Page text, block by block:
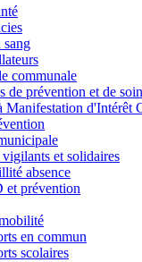
communale
de prévention et de
Manifestation d'Intérêt
et solidaires
absence
et prévention
en commun
scolaires